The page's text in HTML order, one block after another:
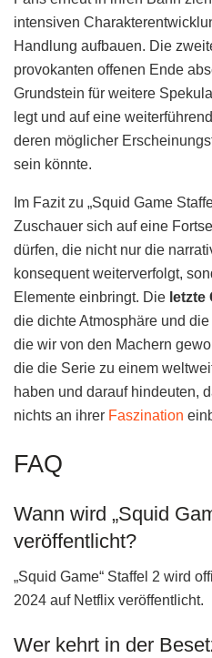
intensiven
Handlung aufbauen. Die
provokanten offenen Ende
Grundstein für weitere
legt und auf eine
deren möglicher
sein könnte.
Im Fazit zu „Squid Game
Zuschauer sich auf eine
dürfen, die nicht nur die
konsequent weiterverfolgt,
Elemente einbringt. Die letzte
die dichte Atmosphäre und
die wir von den Machern
die die Serie zu einem
haben und darauf hindeuten,
nichts an ihrer Faszination
FAQ
Wann wird „Squid
veröffentlicht?
„Squid Game“ Staffel 2 wird
2024 auf Netflix veröffentlicht.
Wer kehrt in der